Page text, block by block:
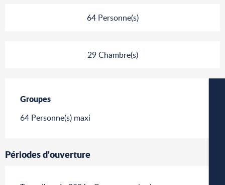
64 Personne(s)
29 Chambre(s)
Groupes
Groupes
64 Personne(s) maxi
Périodes d'ouverture